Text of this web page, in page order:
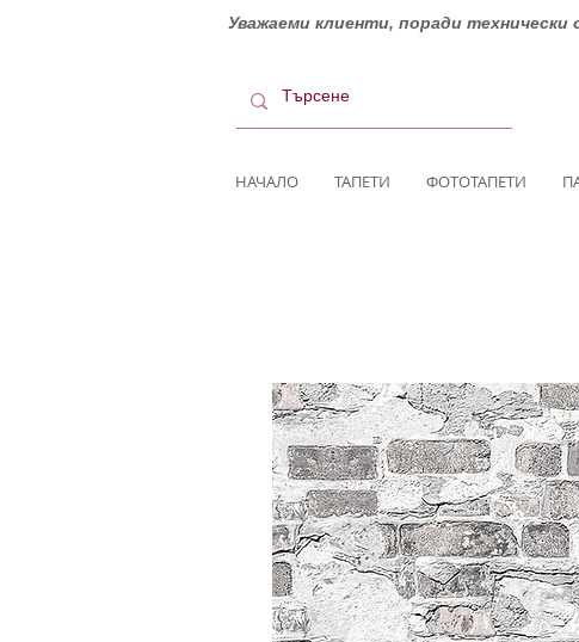
Уважаеми клиенти, поради технически
НАЧАЛО ТАПЕТИ ФОТОТАПЕТИ